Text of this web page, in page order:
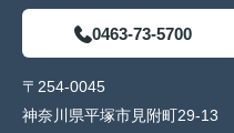
0463-73-5700
〒254-0045
神奈川県平塚市見附町29-13